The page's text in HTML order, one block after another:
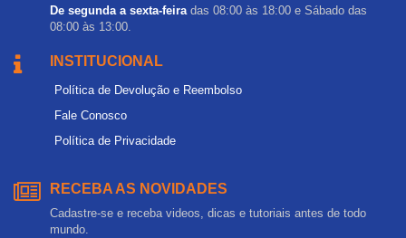
De segunda a sexta-feiradas 08:00 às 18:00 e Sábado das
08:00 às 13:00.
INSTITUCIONAL
Política de Devolução e Reembolso
Fale Conosco
Política de Privacidade
RECEBA AS NOVIDADES
Cadastre-se e receba videos, dicas e tutoriais antes de todo
mundo.